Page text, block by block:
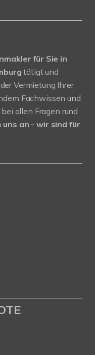
für Sie in
tätigt und
Vermietung Ihrer
Fachwissen und
allen Fragen rund
uns an - wir sind für